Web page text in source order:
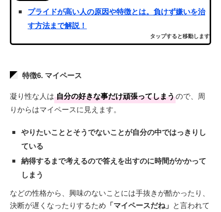
プライドが高い人の原因や特徴とは。負けず嫌いを治
す方法まで解説！
タップすると移動します
特徴6. マイペース
凝り性な人は 自分の好きな事だけ頑張ってしまうので、周
りからはマイペースに見えます。
やりたいこととそうでないことが自分の中ではっきりし
ている
納得するまで考えるので答えを出すのに時間がかかって
しまう
などの性格から、興味のないことには手抜きが酷かったり、
決断が遅くなったりするため 「マイペースだね」 と言われて